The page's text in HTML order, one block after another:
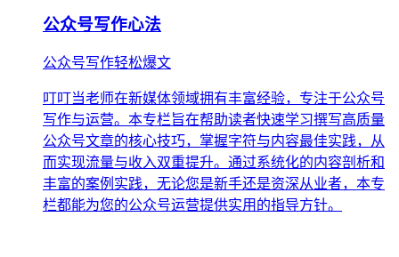
公众号写作心法
公众号写作轻松爆文
叮叮当老师在新媒体领域拥有丰富经验，专注于公众号
写作与运营。本专栏旨在帮助读者快速学习撰写高质量
公众号文章的核心技巧，掌握字符与内容最佳实践，从
而实现流量与收入双重提升。通过系统化的内容剖析和
丰富的案例实践，无论您是新手还是资深从业者，本专
栏都能为您的公众号运营提供实用的指导方针。